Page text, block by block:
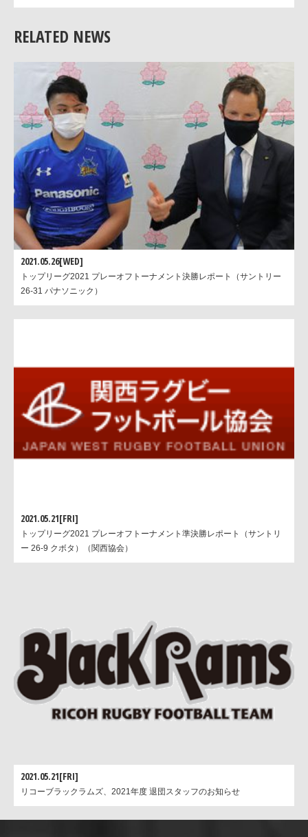
（記事：石川悟、蜷川善夫、高橋茂治 会見写真：小巻真
広報担当：村島博
RELATED NEWS
2021.05.26[WED]
トップリーグ2021 プレーオフトーナメント決勝レポート（サントリー
26-31 パナソニック）
2021.05.21[FRI]
トップリーグ2021 プレーオフトーナメント準決勝レポート（サントリ
ー 26-9 クボタ）（関西協会）
2021.05.21[FRI]
リコーブラックラムズ、2021年度 退団スタッフのお知らせ